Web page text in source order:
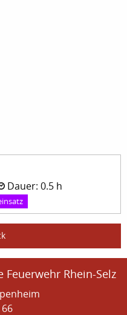
Dauer: 0.5 h
Feuerwehr Rhein-Selz